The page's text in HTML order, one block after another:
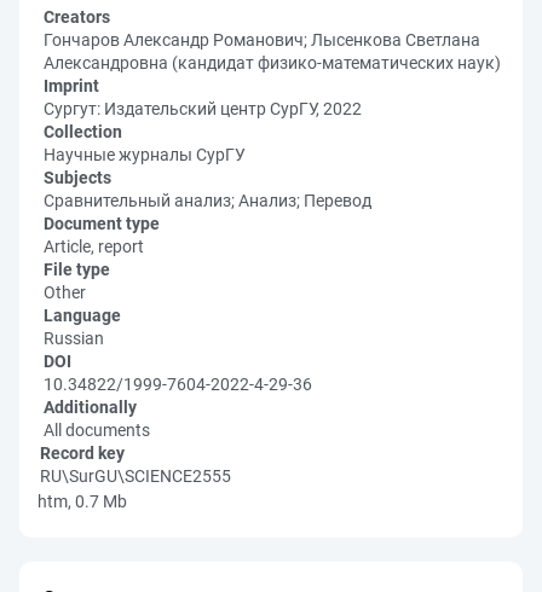
Creators
Гончаров Александр Романович; Лысенкова Светлана
Александровна (кандидат физико-математических наук)
Imprint
Сургут: Издательский центр СурГУ, 2022
Collection
Научные журналы СурГУ
Subjects
Сравнительный анализ; Анализ; Перевод
Document type
Article, report
File type
Other
Language
Russian
DOI
10.34822/1999-7604-2022-4-29-36
Additionally
All documents
Record key
RU\SurGU\SCIENCE2555
htm, 0.7 Mb